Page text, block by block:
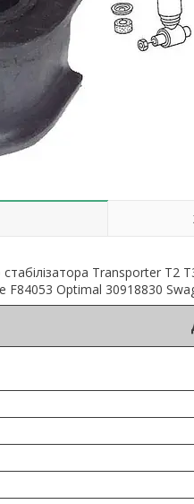
Transporter T2
F84053 Optimal 30918830